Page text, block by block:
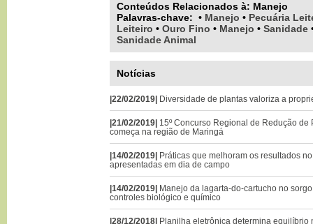
Conteúdos Relacionados à: Manejo
Palavras-chave: • Manejo • Pecuária
Leiteiro • Ouro Fino • Manejo • Sanidade
Sanidade Animal
Notícias
|22/02/2019| Diversidade de plantas valoriza a
|21/02/2019| 15º Concurso Regional de Redução
começa na região de Maringá
|14/02/2019| Práticas que melhoram os resultados
apresentadas em dia de campo
|14/02/2019| Manejo da lagarta-do-cartucho no
controles biológico e químico
|28/12/2018| Planilha eletrônica determina equilíbrio